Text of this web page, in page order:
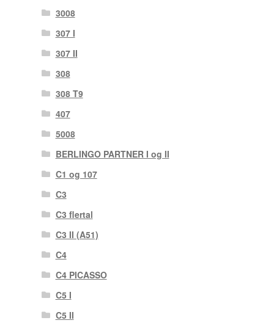
3008
307 I
307 II
308
308 T9
407
5008
BERLINGO PARTNER I og II
C1 og 107
C3
C3 flertal
C3 II (A51)
C4
C4 PICASSO
C5 I
C5 II